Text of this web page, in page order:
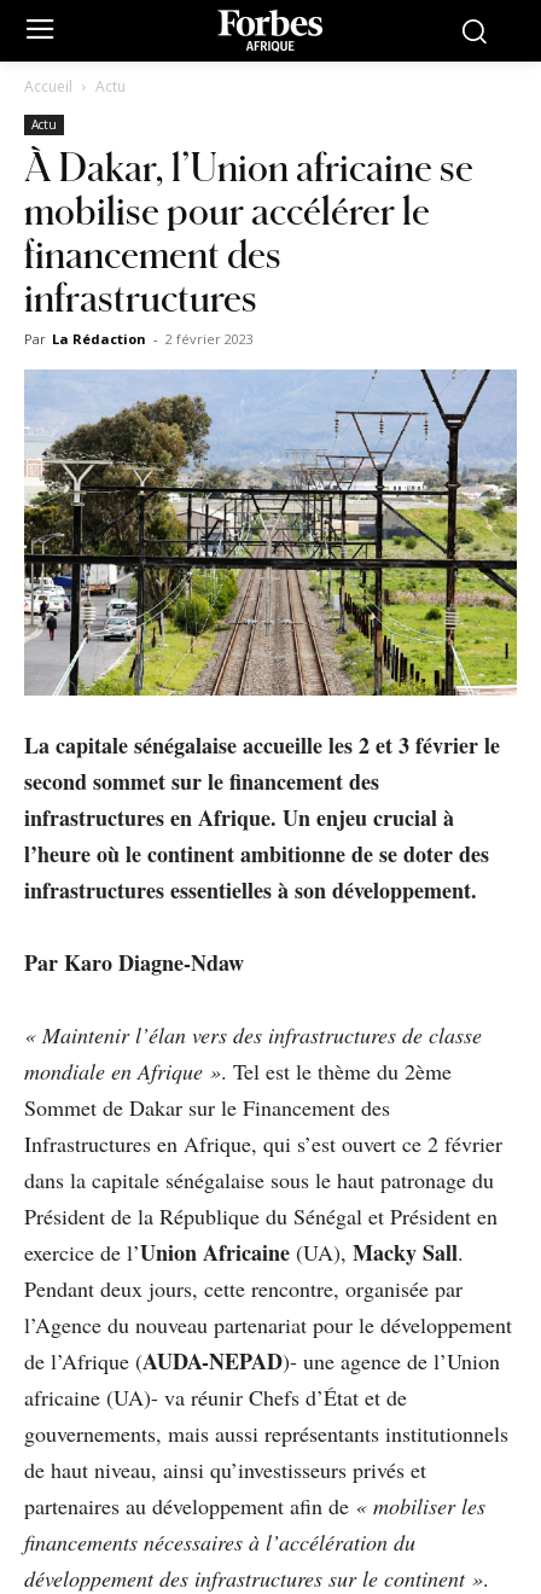
Accueil Actu
Actu
À Dakar, l’Union africaine se
mobilise pour accélérer le
financement des
infrastructures
Par La Rédaction - 2 février 2023
La capitale sénégalaise accueille les 2 et 3 février le
second sommet sur le financement des
infrastructures en Afrique. Un enjeu crucial à
l’heure où le continent ambitionne de se doter des
infrastructures essentielles à son développement.
Par Karo Diagne-Ndaw
« Maintenir l’élan vers des infrastructures de classe
mondiale en Afrique ». Tel est le thème du 2ème
Sommet de Dakar sur le Financement des
Infrastructures en Afrique, qui s’est ouvert ce 2 février
dans la capitale sénégalaise sous le haut patronage du
Président de la République du Sénégal et Président en
exercice de l’Union Africaine (UA), Macky Sall.
Pendant deux jours, cette rencontre, organisée par
l’Agence du nouveau partenariat pour le développement
de l’Afrique (AUDA-NEPAD)- une agence de l’Union
africaine (UA)- va réunir Chefs d’État et de
gouvernements, mais aussi représentants institutionnels
de haut niveau, ainsi qu’investisseurs privés et
partenaires au développement afin de « mobiliser les
financements nécessaires à l’accélération du
développement des infrastructures sur le continent ».